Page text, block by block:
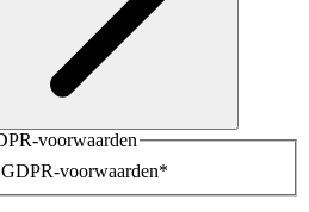
voorwaarden
voorwaarden*